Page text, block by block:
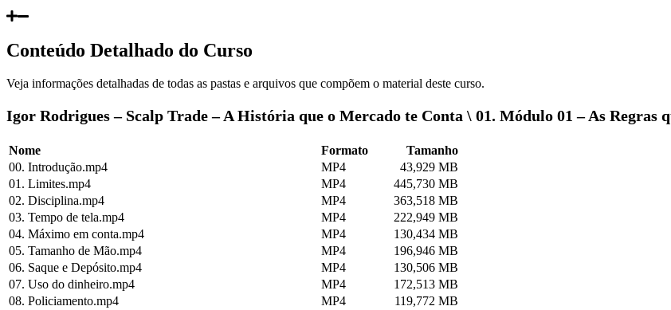
Conteúdo Detalhado do Curso
Veja informações detalhadas de todas as pastas e arquivos que compõem o material deste curso.
Igor Rodrigues – Scalp Trade – A História que o Mercado te Conta \ 01. Módulo 01 – As Regras
Nome Formato
Tamanho
00. Introdução.mp4
MP4
43,929 MB
01. Limites.mp4
MP4
445,730 MB
02. Disciplina.mp4
MP4
363,518 MB
03. Tempo de tela.mp4
MP4
222,949 MB
04. Máximo em conta.mp4
MP4
130,434 MB
05. Tamanho de Mão.mp4
MP4
196,946 MB
06. Saque e Depósito.mp4
MP4
130,506 MB
07. Uso do dinheiro.mp4
MP4
172,513 MB
08. Policiamento.mp4
MP4
119,772 MB